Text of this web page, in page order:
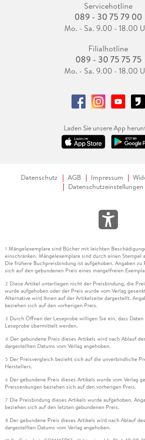
Servicehotline
089 - 30 75 79 00
Mo. - Sa. 9.00 - 18.00
Filialhotline
089 - 30 75 75 75
Mo. - Sa. 9.00 - 18.00
Laden Sie unsere App
Datenschutz AGB Impressum
Datenschutzeinstellungen
1 Mängelexemplare sind Bücher mit leichten
einschränken. Mängelexemplare sind durch einen Stempel
Die frühere Buchpreisbindung ist aufgehoben. Angaben zu
sich auf den gebundenen Preis eines mangelfreien
2 Diese Artikel unterliegen nicht der Preisbindung, die
wurde aufgehoben oder der Preis wurde vom Verlag
Alternative wird Ihnen auf der Artikelseite dargestellt.
beziehen sich auf den vorherigen Preis.
3 Durch Öffnen der Leseprobe willigen Sie ein, dass
Leseprobe übermittelt werden.
4 Der gebundene Preis dieses Artikels wird nach Ablauf
dargestellten Datums vom Verlag angehoben.
5 Der Preisvergleich bezieht sich auf die unverbindliche
Herstellers.
6 Der gebundene Preis dieses Artikels wurde vom Verlag
Preissenkungen beziehen sich auf den vorherigen Preis.
7 Die Preisbindung dieses Artikels wurde aufgehoben.
beziehen sich auf den letzten gebundenen Preis.
8 Der gebundene Preis dieses Artikels wird nach Ablauf
dargestellten Datums vom Verlag angehoben.